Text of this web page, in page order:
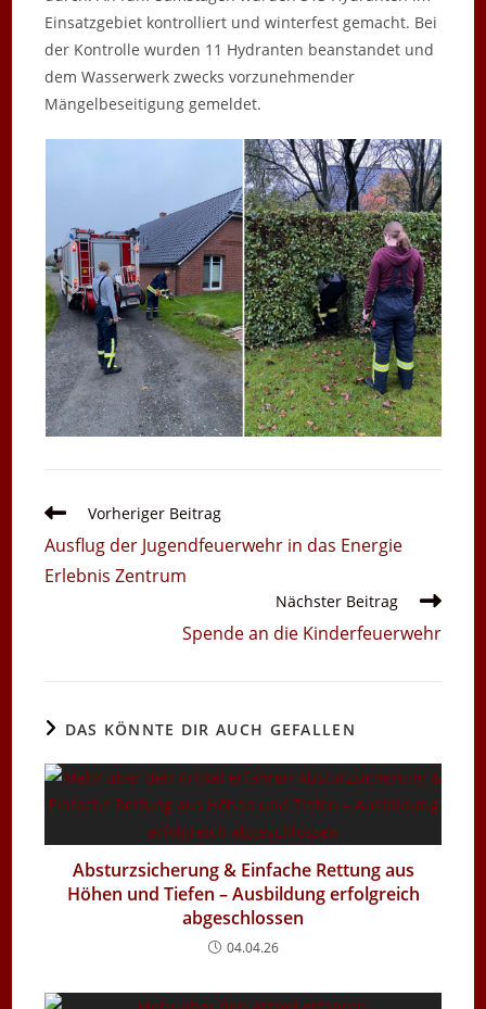
Einsatzgebiet kontrolliert und winterfest gemacht. Bei
der Kontrolle wurden 11 Hydranten beanstandet und
dem Wasserwerk zwecks vorzunehmender
Mängelbeseitigung gemeldet.
Weitere
Artikel
ansehen
Vorheriger Beitrag
Ausflug der Jugendfeuerwehr in das Energie
Erlebnis Zentrum
Nächster Beitrag
Spende an die Kinderfeuerwehr
DAS KÖNNTE DIR AUCH GEFALLEN
Absturzsicherung & Einfache Rettung aus
Höhen und Tiefen – Ausbildung erfolgreich
abgeschlossen
04.04.26